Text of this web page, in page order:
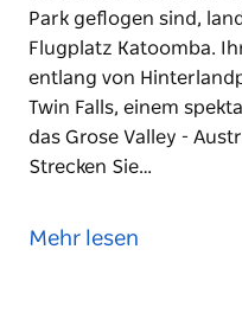
Park geflogen sind,
Flugplatz Katoomba.
entlang von
Twin Falls, einem
das Grose Valley -
Strecken Sie…
erleben Sie die Blue
Mehr lesen